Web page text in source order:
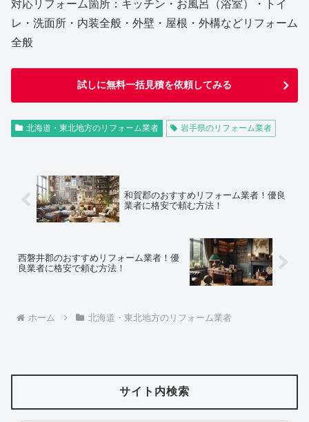
対応リフォーム箇所：キッチン・お風呂（浴室）・トイ
レ・洗面所・内装全般・外壁・屋根・外構などリフォーム
全般
試しに無料一括見積を依頼してみる
北海道・東北地方のリフォーム業者 岩手県のリフォーム業者
和賀郡のおすすめリフォーム業者！優良
業者に格安で頼む方法！
西磐井郡のおすすめリフォーム業者！優
良業者に格安で頼む方法！
ホーム 北海道・東北地方のリフォーム業者
サイト内検索